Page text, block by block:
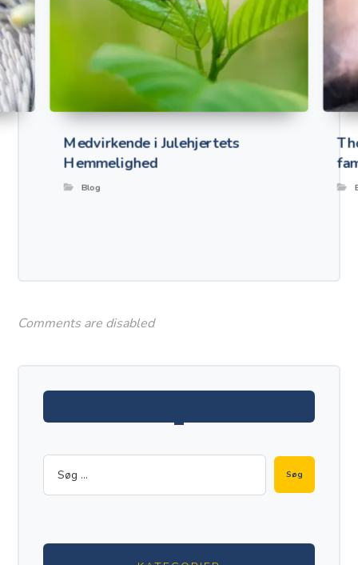
Medvirkende i Julehjertets
Hemmelighed
Blog
Comments are disabled